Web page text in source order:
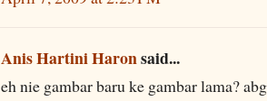
Anis Hartini Haronsaid...
eh nie gambar baru ke gambar lama?